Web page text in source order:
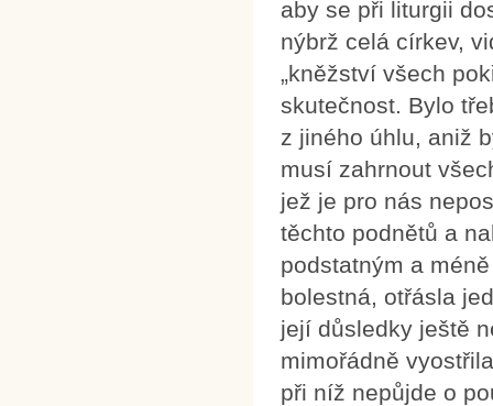
aby se při liturgii
nýbrž celá církev,
„kněžství všech
skutečnost. Bylo
z jiného úhlu, aniž
musí zahrnout
jež je pro nás
těchto podnětů a
podstatným a
bolestná, otřásla
její důsledky ještě
mimořádně
při níž nepůjde o